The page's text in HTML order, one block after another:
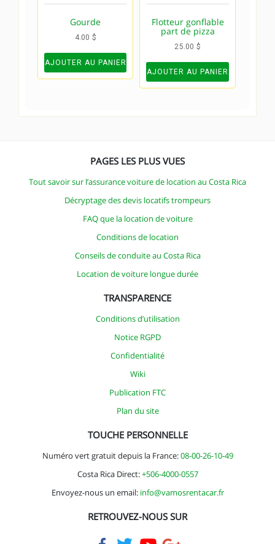
Gourde
4.00 $
AJOUTER AU PANIER
Flotteur gonflable
part de pizza
25.00 $
AJOUTER AU PANIER
PAGES LES PLUS VUES
Tout savoir sur l’assurance voiture de location au Costa Rica
Décryptage des devis locatifs trompeurs
FAQ que la location de voiture
Conditions de location
Conseils de conduite au Costa Rica
Location de voiture longue durée
TRANSPARENCE
Conditions d’utilisation
Notice RGPD
Confidentialité
Wiki
Publication FTC
Plan du site
TOUCHE PERSONNELLE
Numéro vert gratuit depuis la France:08-00-26-10-49
Costa Rica Direct:+506-4000-0557
Envoyez-nous un email: info@vamosrentacar.fr
RETROUVEZ-NOUS SUR